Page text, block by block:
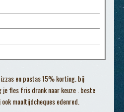
en pastas 15% korting. bij
fles fris drank naar keuze . beste
maaltijdcheques edenred.